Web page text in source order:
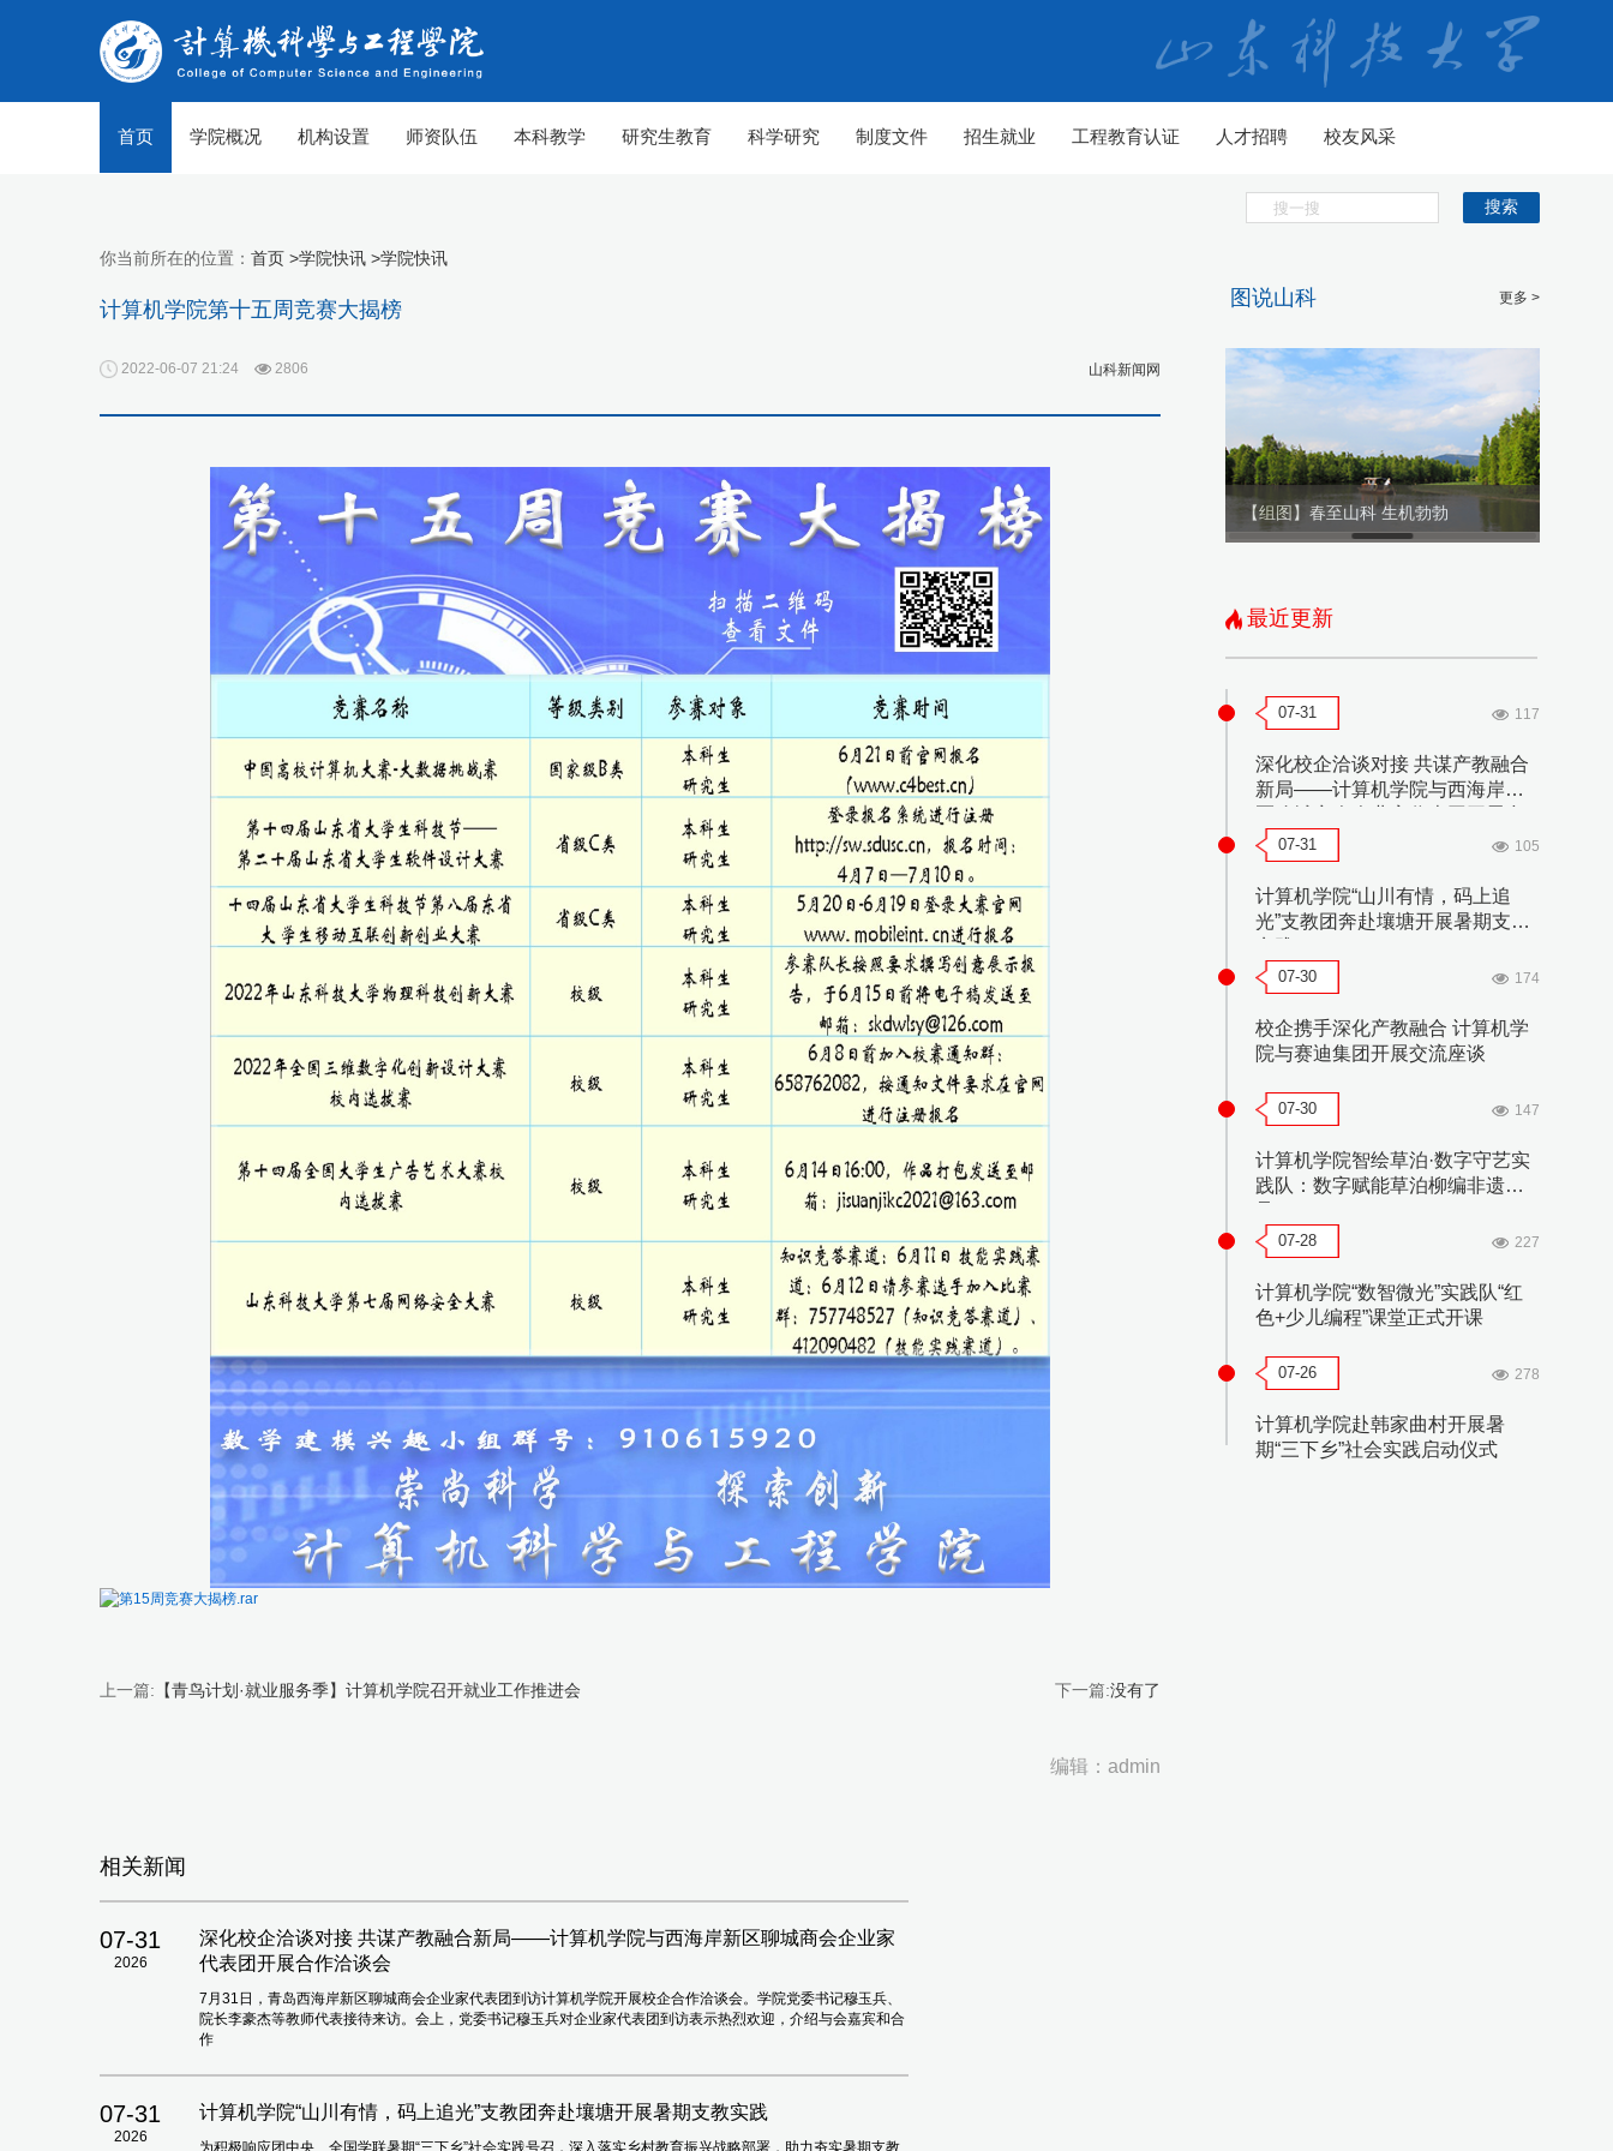
首页 学院概况 机构设置 师资队伍 本科教学 研究生教育 科学研究 制度文件 招生就业 工程教育认证 人才招聘 校友风采
搜索
你当前所在的位置： 首页 >学院快讯 >学院快讯
计算机学院第十五周竞赛大揭榜
2022-06-07 21:24 2806 山科新闻网
第15周竞赛大揭榜.rar
上一篇: 【青鸟计划·就业服务季】计算机学院召开就业工作推进会 下一篇:没有了
编辑：admin
相关新闻
07-31
2026
深化校企洽谈对接 共谋产教融合新局——计算机学院与西海岸新区聊城商会企业家
代表团开展合作洽谈会
7月31日，青岛西海岸新区聊城商会企业家代表团到访计算机学院开展校企合作洽谈会。学院党委书记穆玉兵、
院长李豪杰等教师代表接待来访。会上，党委书记穆玉兵对企业家代表团到访表示热烈欢迎，介绍与会嘉宾和合
作
07-31
2026
计算机学院“山川有情，码上追光”支教团奔赴壤塘开展暑期支教实践
为积极响应团中央、全国学联暑期“三下乡”社会实践号召，深入落实乡村教育振兴战略部署，助力夯实暑期支教
图说山科 更多 >
【组图】春至山科 生机勃勃 【组图】春至山科 生机勃勃 【组图】春至山科 生机勃勃
最近更新
07-31 117
深化校企洽谈对接 共谋产教融合
新局——计算机学院与西海岸新
作洽谈会
07-31 105
计算机学院“山川有情，码上追
光”支教团奔赴壤塘开展暑期支教
07-30 174
校企携手深化产教融合 计算机学
院与赛迪集团开展交流座谈
07-30 147
计算机学院智绘草泊·数字守艺实
践队：数字赋能草泊柳编非遗传
07-28 227
计算机学院“数智微光”实践队“红
色+少儿编程”课堂正式开课
07-26 278
计算机学院赴韩家曲村开展暑
期“三下乡”社会实践启动仪式